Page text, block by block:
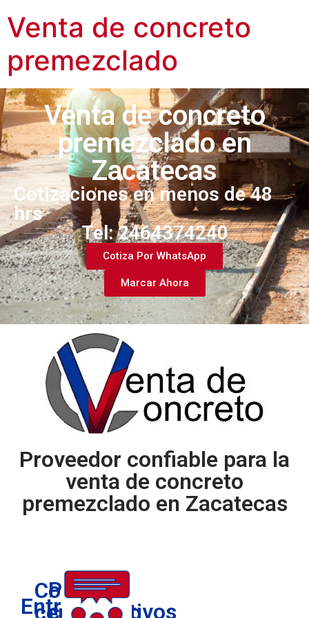
Venta de concreto
premezclado
Venta de concreto
premezclado en
Zacatecas
Cotizaciones en menos de 48
hrs
Tel: 2464374240​
Cotiza Por WhatsApp
Marcar Ahora
Proveedor confiable para la
venta de concreto
premezclado en Zacatecas
Entrega
Concreto
certificado
Precios
competitivos